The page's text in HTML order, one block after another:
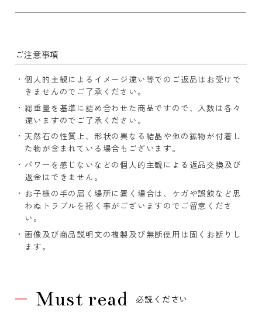
ご注意事項
個人的主観によるイメージ違い等でのご返品はお受けで
きませんのでご了承ください。
総重量を基準に詰め合わせた商品ですので、入数は各々
違いますのでご了承ください。
天然石の性質上、形状の異なる結晶や他の鉱物が付着し
た物が含まれている場合もございます。
パワーを感じないなどの個人的主観による返品交換及び
返金はできません。
お子様の手の届く場所に置く場合は、ケガや誤飲など思
わぬトラブルを招く事がございますのでご留意くださ
い。
画像及び商品説明文の複製及び無断使用は固くお断りし
ます。
Must read 必読ください